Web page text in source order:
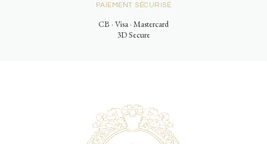
PAIEMENT SÉCURISÉ
CB · Visa · Mastercard
3D Secure